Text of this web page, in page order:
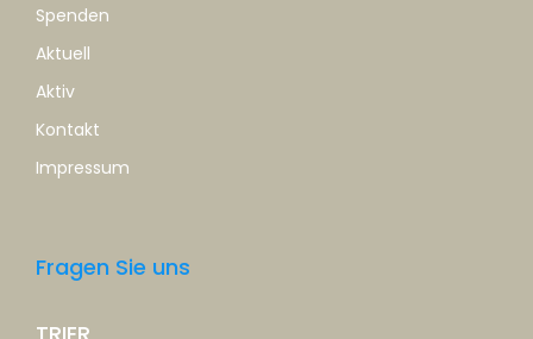
Spenden
Aktuell
Aktiv
Kontakt
Impressum
Fragen Sie uns